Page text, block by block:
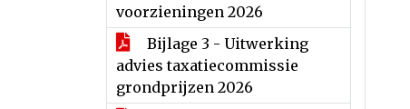
voorzieningen 2026
Bijlage 3 - Uitwerking
advies taxatiecommissie
grondprijzen 2026